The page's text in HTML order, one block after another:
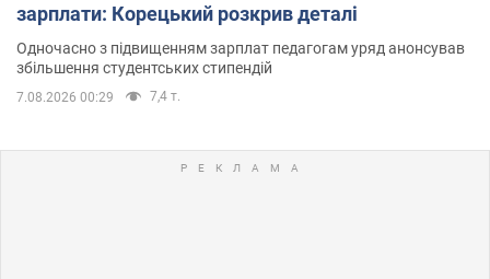
зарплати: Корецький розкрив деталі
Одночасно з підвищенням зарплат педагогам уряд анонсував
збільшення студентських стипендій
7.08.2026 00:29 7,4 т.